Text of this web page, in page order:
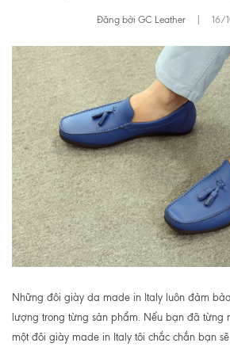
Đăng bởi GC Leather 16/
Những đôi giày da made in Italy luôn đảm
lượng trong từng sản phẩm. Nếu bạn đã từng
một đôi giày made in Italy tôi chắc chắn bạn sẽ